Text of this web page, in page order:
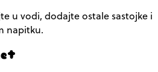
u vodi, dodajte ostale sastojke i
napitku.